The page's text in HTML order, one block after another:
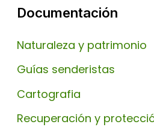
Documentación
Naturaleza y patrimonio
Guías senderistas
Cartografia
Recuperación y